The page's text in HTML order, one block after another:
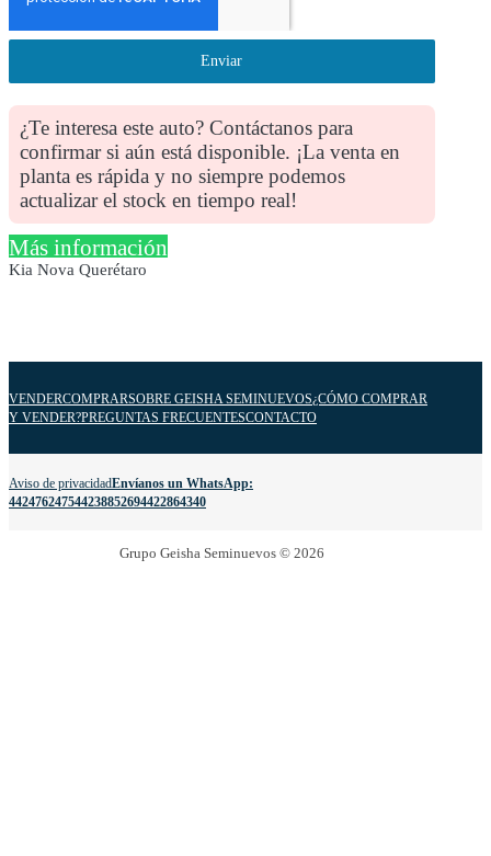
Enviar
¿Te interesa este auto? Contáctanos para
confirmar si aún está disponible. ¡La venta en
planta es rápida y no siempre podemos
actualizar el stock en tiempo real!
Más información
Kia Nova Querétaro
VENDERCOMPRARSOBRE GEISHA SEMINUEVOS¿CÓMO COMPRAR
Y VENDER?PREGUNTAS FRECUENTESCONTACTO
Aviso de privacidadEnvíanos un WhatsApp:
442476247544238852694422864340
Grupo Geisha Seminuevos © 2026